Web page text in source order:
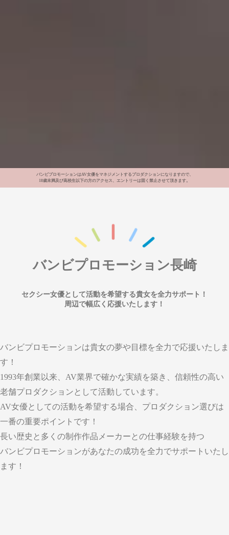
バンビプロモーションはAV女優をマネジメントするプロダクションになりますので、
18歳未満及び高校生以下の方のアクセス、エントリーは固く禁止させて頂きます。
バンビプロモーション長崎
セクシー女優として活動を希望する貴女を全力サポート！
周辺で幅広く応援いたします！
バンビプロモーションは貴女の夢や目標を全力で応援いたしま
す！
1993年創業以来、AV業界で確かな実績を築き、信頼性の高い
老舗プロダクションとして活動しています。
AV女優としての活動を希望する場合、プロダクション選びは
一番の重要ポイントです！
長い歴史と多くの制作作品メーカーとの仕事経験を持つ
バンビプロモーションがあなたの成功を全力でサポートいたし
ます！